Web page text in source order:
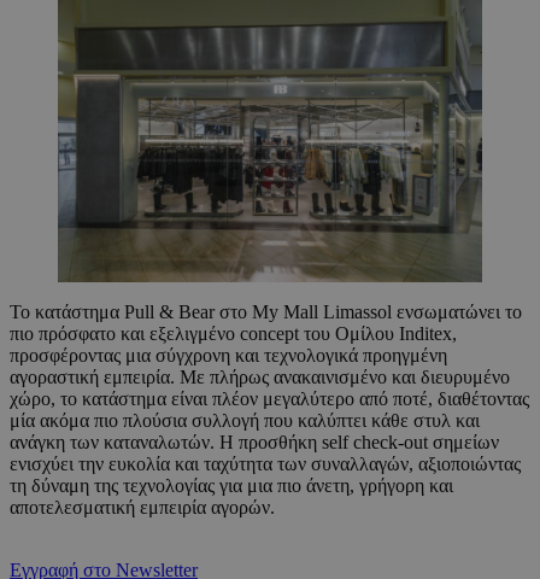
Το κατάστημα Pull & Bear στο My Mall Limassol ενσωματώνει το
πιο πρόσφατο και εξελιγμένο concept του Ομίλου Inditex,
προσφέροντας μια σύγχρονη και τεχνολογικά προηγμένη
αγοραστική εμπειρία. Με πλήρως ανακαινισμένο και διευρυμένο
χώρο, το κατάστημα είναι πλέον μεγαλύτερο από ποτέ, διαθέτοντας
μία ακόμα πιο πλούσια συλλογή που καλύπτει κάθε στυλ και
ανάγκη των καταναλωτών. Η προσθήκη self check-out σημείων
ενισχύει την ευκολία και ταχύτητα των συναλλαγών, αξιοποιώντας
τη δύναμη της τεχνολογίας για μια πιο άνετη, γρήγορη και
αποτελεσματική εμπειρία αγορών.
Εγγραφή στο Newsletter